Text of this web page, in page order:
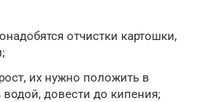
отчистки картошки,
их нужно положить в
водой, довести до кипения;